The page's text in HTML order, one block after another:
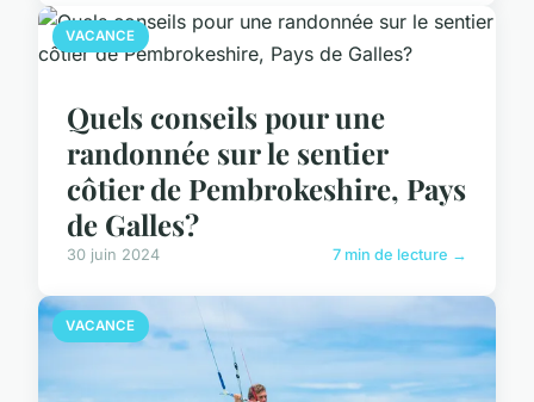
VACANCE
Quels conseils pour une
randonnée sur le sentier
côtier de Pembrokeshire, Pays
de Galles?
30 juin 2024 7 min de lecture →
VACANCE